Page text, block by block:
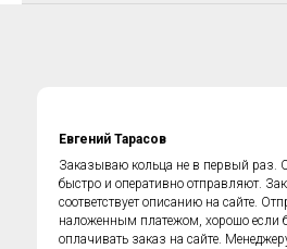
Евгений Тарасов
Заказываю кольца не в первый раз.
быстро и оперативно отправляют.
соответствует описанию на сайте.
наложенным платежом, хорошо если
оплачивать заказ на сайте.